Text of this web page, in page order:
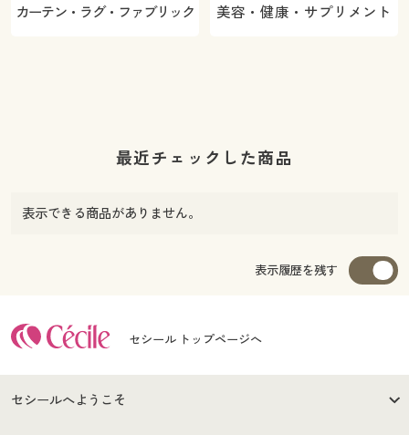
カーテン・ラグ・ファブリック 美容・健康・サプリメント
最近チェックした商品
表示できる商品がありません。
表示履歴を残す
セシール トップページへ
セシールへようこそ